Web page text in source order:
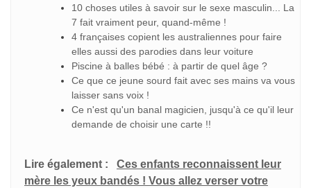
10 choses utiles à savoir sur le sexe masculin... La
7 fait vraiment peur, quand-même !
4 françaises copient les australiennes pour faire
elles aussi des parodies dans leur voiture
Piscine à balles bébé : à partir de quel âge ?
Ce que ce jeune sourd fait avec ses mains va vous
laisser sans voix !
Ce n'est qu'un banal magicien, jusqu'à ce qu'il leur
demande de choisir une carte !!
Lire également :
Ces enfants reconnaissent leur
mère les yeux bandés ! Vous allez verser votre